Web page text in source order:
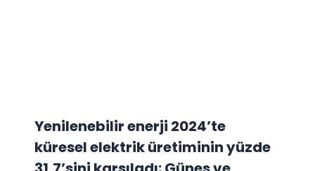
Yenilenebilir enerji 2024’te
küresel elektrik üretiminin yüzde